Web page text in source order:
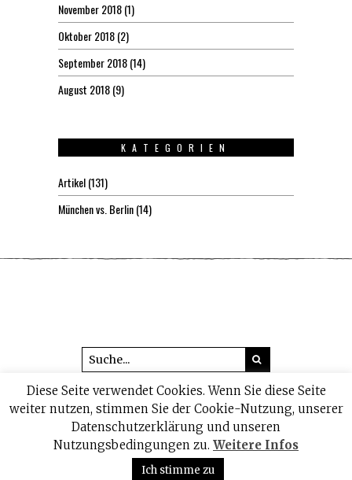
November 2018(1)
Oktober 2018(2)
September 2018(14)
August 2018(9)
KATEGORIEN
Artikel(131)
München vs. Berlin(14)
© 2026 headline1.de
IMPRESSUM DATENSCHUTZ
Diese Seite verwendet Cookies. Wenn Sie diese Seite
weiter nutzen, stimmen Sie der Cookie-Nutzung, unserer
Datenschutzerklärung und unseren
Nutzungsbedingungen zu. Weitere Infos
Ich stimme zu